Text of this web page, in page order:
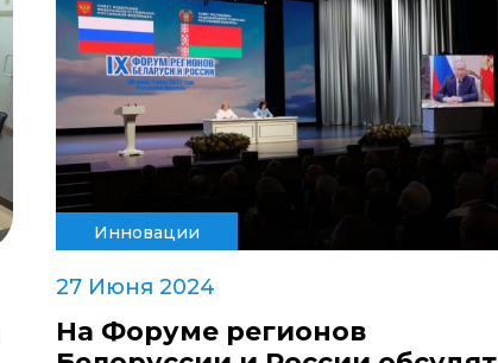
Инновации
27 Июня 2024
На Форуме регионов